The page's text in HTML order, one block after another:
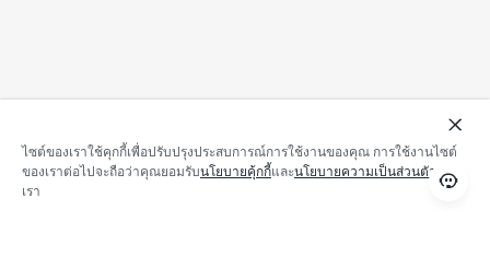
ไซต์ของเราใช้คุกกี้เพื่อปรับปรุงประสบการณ์การใช้งานของคุณ การใช้งานไซต์
ของเราต่อไปจะถือว่าคุณยอมรับนโยบายคุ้กกี้และนโยบายความเป็นส่วนตัว ของ
เรา